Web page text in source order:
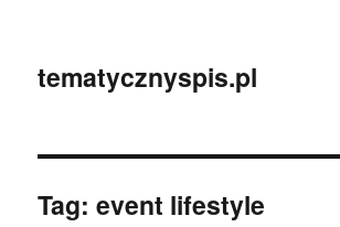
tematycznyspis.pl
Tag:event lifestyle